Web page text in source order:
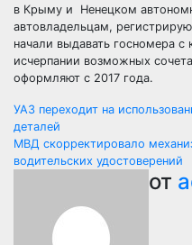
в Крыму и Ненецком
автовладельцам,
начали выдавать госномера
исчерпании возможных
оформляют с 2017 года.
Навигация
по
УАЗ переходит на
деталей
МВД скорректировало
водительских удостоверений
от